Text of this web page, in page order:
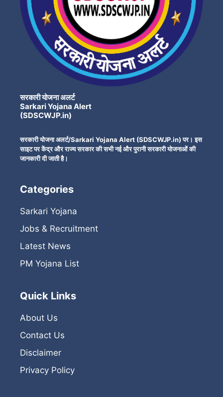
सरकारी योजना अलर्ट
Sarkari Yojana Alert
(SDSCWJP.in)
सरकारी योजना अलर्ट/Sarkari Yojana Alert (SDSCWJP.in) पर। इस
साइट पर केंद्र और राज्य सरकार की सभी नई और पुरानी सरकारी योजनाओं की
जानकारी दी जाती है।
Categories
Sarkari Yojana
Jobs & Recruitment
Latest News
PM Yojana List
Quick Links
About Us
Contact Us
Disclaimer
Privacy Policy